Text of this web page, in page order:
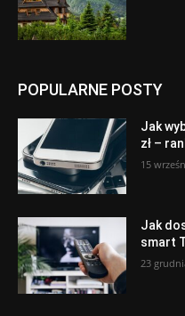
POPULARNE POSTY
Jak
zł –
15
Jak
smart
23